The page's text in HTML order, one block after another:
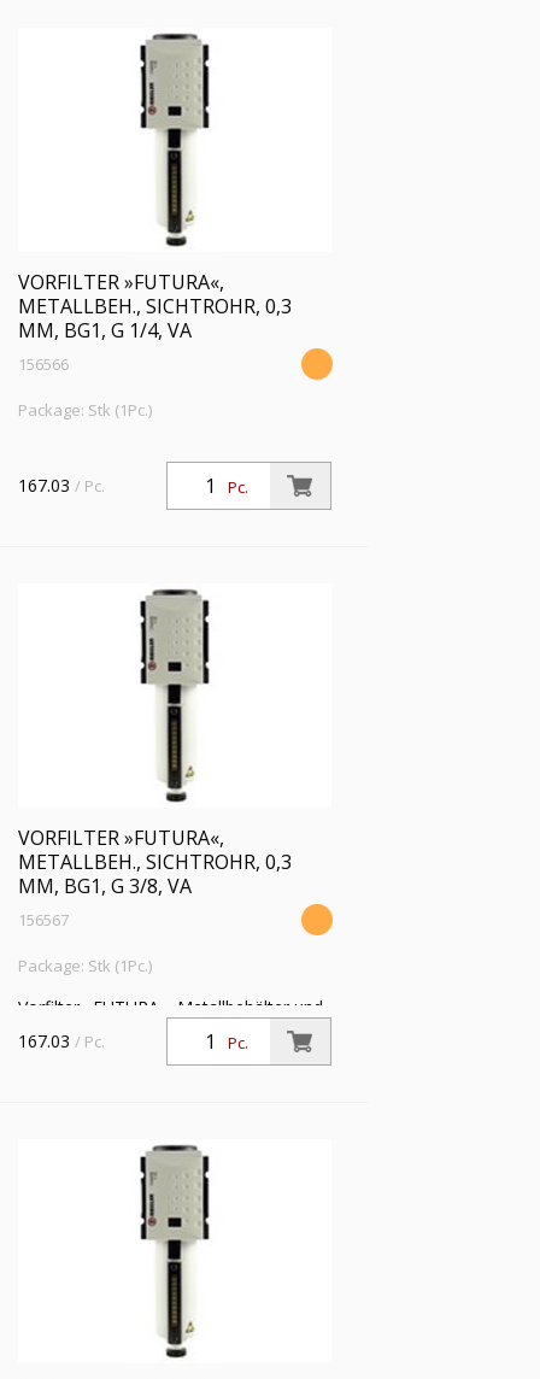
VORFILTER »FUTURA«,
METALLBEH., SICHTROHR, 0,3
ΜM, BG1, G 1/4, VA
156566
Package: Stk (1Pc.)
Pc.
167.03 / Pc.
VORFILTER »FUTURA«,
METALLBEH., SICHTROHR, 0,3
ΜM, BG1, G 3/8, VA
156567
Package: Stk (1Pc.)
Vorfilter »FUTURA«, Metallbehälter und
Sichtrohr, 0,3 µm, BG 1, G 3/8, PE 1,5 -
16 bar, Temp. -10 °C bis 50 °C,
Pc.
167.03 / Pc.